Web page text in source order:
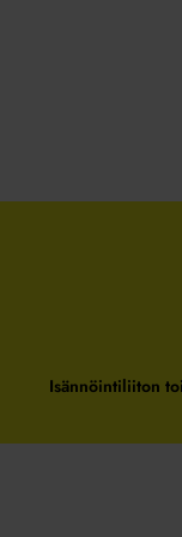
Isännöintiliiton